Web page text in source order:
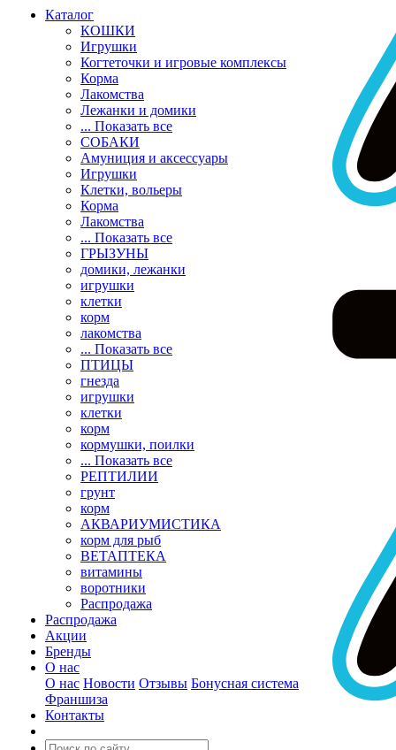
Каталог
КОШКИ
Игрушки
Когтеточки и игровые комплексы
Корма
Лакомства
Лежанки и домики
... Показать все
СОБАКИ
Амуниция и аксессуары
Игрушки
Клетки, вольеры
Корма
Лакомства
... Показать все
ГРЫЗУНЫ
домики, лежанки
игрушки
клетки
корм
лакомства
... Показать все
ПТИЦЫ
гнезда
игрушки
клетки
корм
кормушки, поилки
... Показать все
РЕПТИЛИИ
грунт
корм
АКВАРИУМИСТИКА
корм для рыб
ВЕТАПТЕКА
витамины
воротники
Распродажа
Распродажа
Акции
Бренды
О нас
О нас Новости Отзывы Бонусная система
Франшиза
Контакты